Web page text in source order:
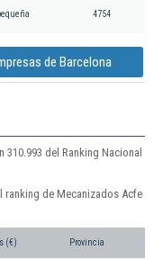
4754
de Barcelona
del Ranking Nacional
de Mecanizados Acfe
(€) Provincia